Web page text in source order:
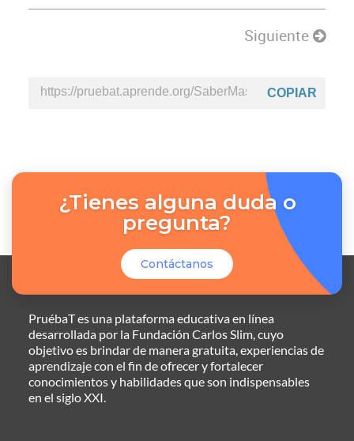
Siguiente
COPIAR
¿Tienes alguna duda o
pregunta?
Contáctanos
PruébaT es una plataforma educativa en línea
desarrollada por la Fundación Carlos Slim, cuyo
objetivo es brindar de manera gratuita, experiencias de
aprendizaje con el fin de ofrecer y fortalecer
conocimientos y habilidades que son indispensables
en el siglo XXI.